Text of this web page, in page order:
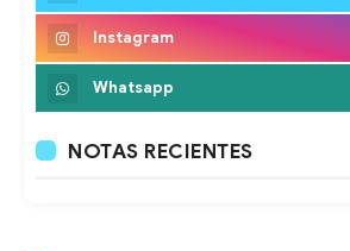
Instagram
Whatsapp
NOTAS RECIENTES